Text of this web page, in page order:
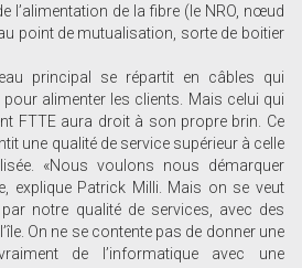
l’alimentation de la fibre (le NRO, nœud
point de mutualisation, sorte de boitier
principal se répartit en câbles qui
alimenter les clients. Mais celui qui
FTTE aura droit à son propre brin. Ce
une qualité de service supérieur à celle
«Nous voulons nous démarquer
explique Patrick Milli. Mais on se veut
notre qualité de services, avec des
On ne se contente pas de donner une
de l’informatique avec une